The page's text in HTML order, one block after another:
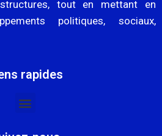
tout en mettant en
politiques, sociaux,
rapides